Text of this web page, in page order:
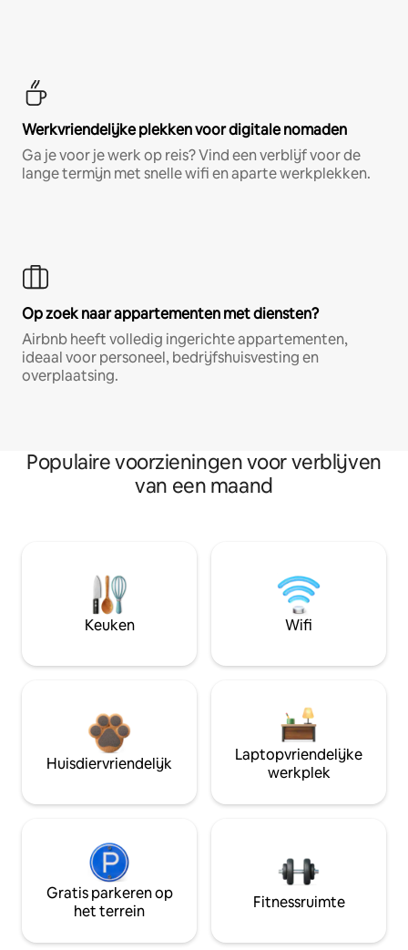
Werkvriendelijke plekken voor digitale nomaden
Ga je voor je werk op reis? Vind een verblijf voor de
lange termijn met snelle wifi en aparte werkplekken.
Op zoek naar appartementen met diensten?
Airbnb heeft volledig ingerichte appartementen,
ideaal voor personeel, bedrijfshuisvesting en
overplaatsing.
Populaire voorzieningen voor verblijven
van een maand
Keuken Wifi
Huisdiervriendelijk
Laptopvriendelijke
werkplek
Gratis parkeren op
het terrein
Fitnessruimte